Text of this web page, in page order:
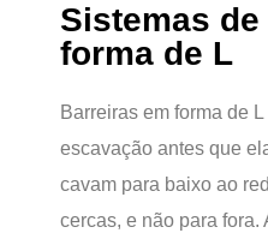
Sistemas
forma de L
Barreiras em forma de
escavação antes que
cavam para baixo ao
cercas, e não para fora.